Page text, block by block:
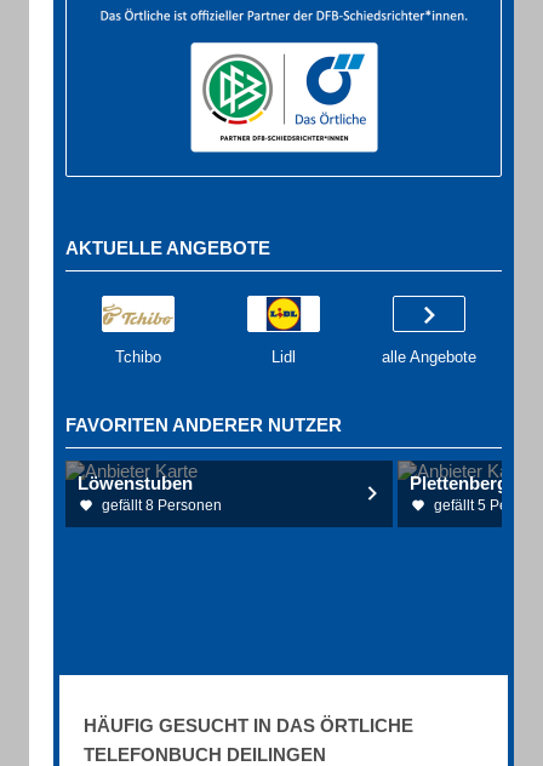
AKTUELLE ANGEBOTE
Tchibo Lidl alle Angebote
FAVORITEN ANDERER NUTZER
Löwenstuben
gefällt 8 Personen
Plettenberg
gefällt 5
HÄUFIG GESUCHT IN DAS ÖRTLICHE
TELEFONBUCH DEILINGEN